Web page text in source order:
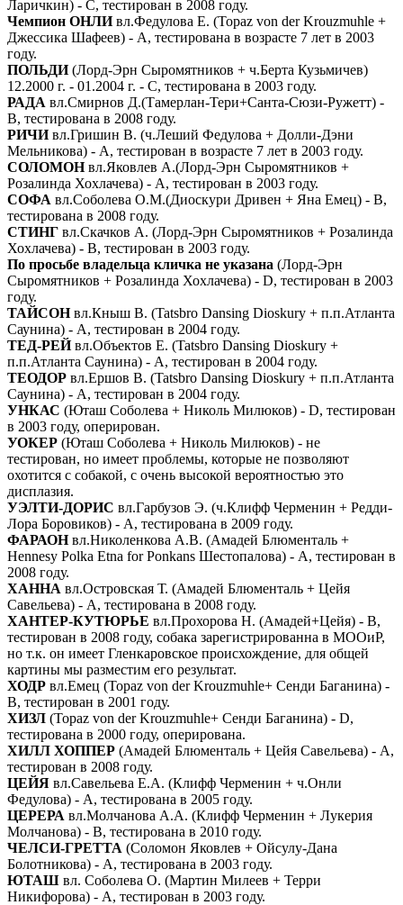
Ларичкин) - С, тестирован в 2008 году.
Чемпион ОНЛИвл.Федулова Е. (Topaz von der Krouzmuhle +
Джессика Шафеев) - А, тестирована в возрасте 7 лет в 2003
году.
ПОЛЬДИ(Лорд-Эрн Сыромятников + ч.Берта Кузьмичев)
12.2000 г. - 01.2004 г. - С, тестирована в 2003 году.
РАДА вл.Смирнов Д.(Тамерлан-Тери+Санта-Сюзи-Ружетт) -
В, тестирована в 2008 году.
РИЧИвл.Гришин В. (ч.Леший Федулова + Долли-Дэни
Мельникова) - А, тестирован в возрасте 7 лет в 2003 году.
СОЛОМОНвл.Яковлев А.(Лорд-Эрн Сыромятников +
Розалинда Хохлачева) - А, тестирован в 2003 году.
СОФА вл.Соболева О.М.(Диоскури Дривен + Яна Емец) - В,
тестирована в 2008 году.
СТИНГ вл.Скачков А. (Лорд-Эрн Сыромятников + Розалинда
Хохлачева) - В, тестирован в 2003 году.
По просьбе владельца кличка не указана (Лорд-Эрн
Сыромятников + Розалинда Хохлачева) - D, тестирован в 2003
году.
ТАЙСОНвл.Кныш В. (Tatsbro Dansing Dioskury + п.п.Атланта
Саунина) - А, тестирован в 2004 году.
ТЕД-РЕЙвл.Объектов Е. (Tatsbro Dansing Dioskury +
п.п.Атланта Саунина) - А, тестирован в 2004 году.
ТЕОДОР вл.Ершов В. (Tatsbro Dansing Dioskury + п.п.Атланта
Саунина) - А, тестирован в 2004 году.
УНКАС (Юташ Соболева + Николь Милюков) - D, тестирован
в 2003 году, оперирован.
УОКЕР (Юташ Соболева + Николь Милюков) - не
тестирован, но имеет проблемы, которые не позволяют
охотится с собакой, с очень высокой вероятностью это
дисплазия.
УЭЛТИ-ДОРИС вл.Гарбузов Э. (ч.Клифф Черменин + Редди-
Лора Боровиков) - А, тестирована в 2009 году.
ФАРАОНвл.Николенкова А.В. (Амадей Блюменталь +
Hennesy Polka Etna for Ponkans Шестопалова) - А, тестирован в
2008 году.
ХАННА вл.Островская Т. (Амадей Блюменталь + Цейя
Савельева) - А, тестирована в 2008 году.
ХАНТЕР-КУТЮРЬЕ вл.Прохорова Н. (Амадей+Цейя) - В,
тестирован в 2008 году, собака зарегистрированна в МООиР,
но т.к. он имеет Гленкаровское происхождение, для общей
картины мы разместим его результат.
ХОДР вл.Емец (Topaz von der Krouzmuhle+ Сенди Баганина) -
В, тестирован в 2001 году.
ХИЗЛ (Topaz von der Krouzmuhle+ Сенди Баганина) - D,
тестирована в 2000 году, оперирована.
ХИЛЛ ХОППЕР (Амадей Блюменталь + Цейя Савельева) - А,
тестирован в 2008 году.
ЦЕЙЯ вл.Савельева Е.А. (Клифф Черменин + ч.Онли
Федулова) - А, тестирована в 2005 году.
ЦЕРЕРА вл.Молчанова А.А. (Клифф Черменин + Лукерия
Молчанова) - В, тестирована в 2010 году.
ЧЕЛСИ-ГРЕТТА (Соломон Яковлев + Ойсулу-Дана
Болотникова) - А, тестирована в 2003 году.
ЮТАШ вл. Соболева О. (Мартин Милеев + Терри
Никифорова) - А, тестирован в 2003 году.